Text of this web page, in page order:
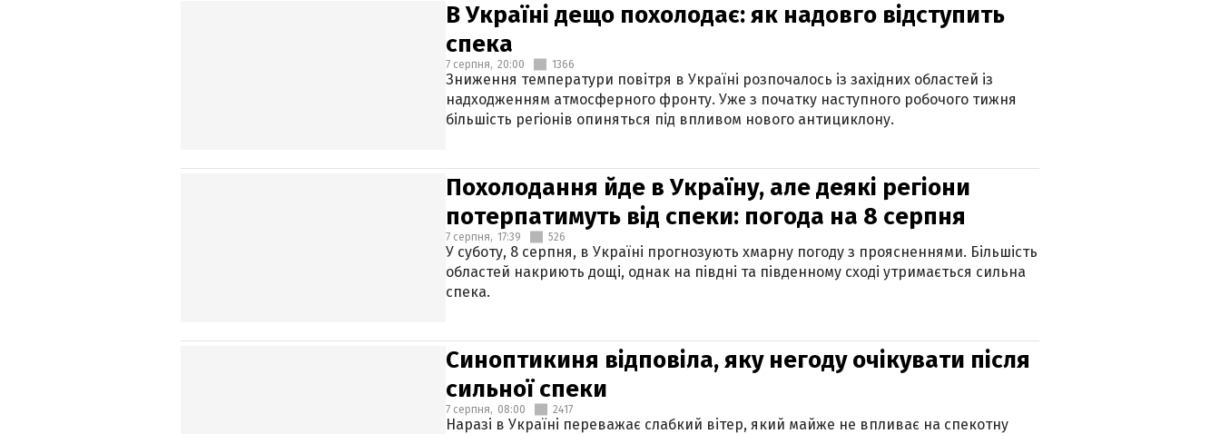
В Україні дещо похолодає: як надовго відступить
спека
7 серпня, 20:00 1366
Зниження температури повітря в Україні розпочалось із західних областей із
надходженням атмосферного фронту. Уже з початку наступного робочого тижня
більшість регіонів опиняться під впливом нового антициклону.
Похолодання йде в Україну, але деякі регіони
потерпатимуть від спеки: погода на 8 серпня
7 серпня, 17:39 526
У суботу, 8 серпня, в Україні прогнозують хмарну погоду з проясненнями. Більшість
областей накриють дощі, однак на півдні та південному сході утримається сильна
спека.
Синоптикиня відповіла, яку негоду очікувати після
сильної спеки
7 серпня, 08:00 2417
Наразі в Україні переважає слабкий вітер, який майже не впливає на спекотну